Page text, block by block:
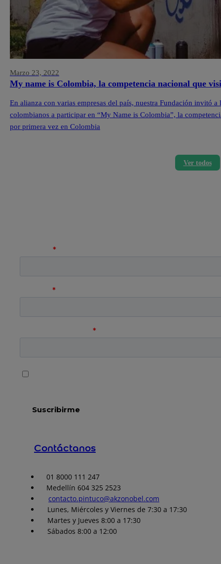
Marzo 23, 2022
My name is Colombia, la competencia nacional que
En alianza con varias empresas del país, nuestra Fundación invitó
colombianos a participar en “My Name is Colombia”, la
por primera vez en Colombia
Ver todos
Contáctanos
01 8000 111 247
Medellín 604 325 2523
contacto.pintuco@akzonobel.com
Lunes, Miércoles y Viernes de 7:30 a 17:30
Martes y Jueves 8:00 a 17:30
Sábados 8:00 a 12:00